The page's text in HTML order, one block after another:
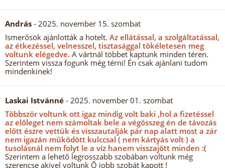
András - 2025. november 15. szombat
Ismerősök ajánlották a hotelt. Az ellátással, a szolgáltatással,
az étkezéssel, velnesszel, tisztasággal tökéletesen meg
voltunk elégedve. A vártnál többet kaptunk minden téren.
Szerintem vissza fogunk még térni! Én csak ajánlani tudom
mindenkinek!
Laskai Istvánné - 2025. november 01. szombat
Többször voltunk ott igaz mindig volt baki ,hol a fizetéssel
az előleget nem számoltak bele a végösszeg én de távozás
előtt észre vettük és visszautalják pár nap alatt most a zár
nem igazán működött kulccsal ( nem kártyás volt ) a
tusolásnál nem folyt le a víz hanem visszajött minden :(
Szerintem a lehető legrosszabb szobában voltunk még
szerencse akivel voltunk Ő jobb szobát kapott !